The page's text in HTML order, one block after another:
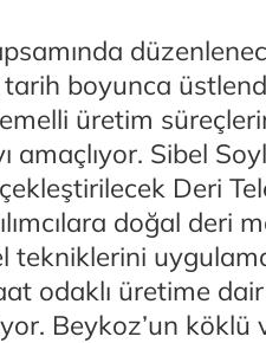
boyunca
üretim
amaçlıyor. Sibel
Deri
doğal deri
tekniklerini
odaklı üretime
Beykoz’un